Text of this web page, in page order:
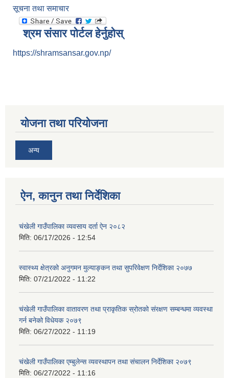
सूचना तथा समाचार
श्रम संसार पोर्टल हेर्नुहोस्
https://shramsansar.gov.np/
योजना तथा परियोजना
अन्य
ऐन, कानुन तथा निर्देशिका
चंखेली गाउँपालिका व्यवसाय दर्ता ऐन २०८२
मिति: 06/17/2026 - 12:54
स्वास्थ्य क्षेत्रको अनुगमन मुल्याङ्कन तथा सुपरिवेक्षण निर्देशिका २०७७
मिति: 07/21/2022 - 11:22
चंखेली गाउँपालिका वातावरण तथा प्राकृतिक स्रोतको संरक्षण सम्बन्धमा व्यवस्था
गर्न बनेको विधेयक २०७९
मिति: 06/27/2022 - 11:19
चंखेली गाउँपालिका एम्बुलेन्स व्यवस्थापन तथा संचालन निर्देशिका २०७९
मिति: 06/27/2022 - 11:16